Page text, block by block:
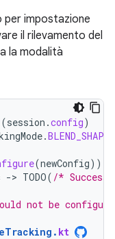
per impostazione
il rilevamento del
la modalità
(session .config)
.BLEND_SHAPES
(newConfig))
-> TODO( /*
not be
. kt